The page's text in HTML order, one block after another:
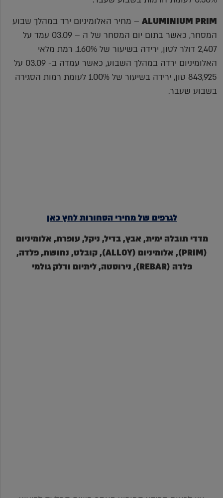
ALUMINIUM PRIM – מחיר האלומיניום ירד במהלך שבוע
המסחר, כאשר בתום יום המסחר של ה – 03.09 עמד על
2,407 דולר לטון, ירידה בשיעור של 1.60%. רמת מלאי
האלומיניום ירדה במהלך השבוע, כאשר עמדה ב- 03.09 על
843,925 טון, ירידה בשיעור של 1.00% לעומת רמות הסגירה
בשבוע שעבר.
לגרפים של מחירי הסחורות לחץ כאן
מדדי תובלה ימית, אבץ, בדיל, ניקל, עופרת, אלומיניום
(PRIM), אלומיניום (ALLOY), קובלט, נחושת, פלדה,
פלדה (REBAR), נירוסטה, ליתיום ודלק גולמי